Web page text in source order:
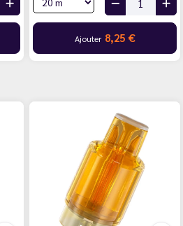
Ajouter 8,25 €